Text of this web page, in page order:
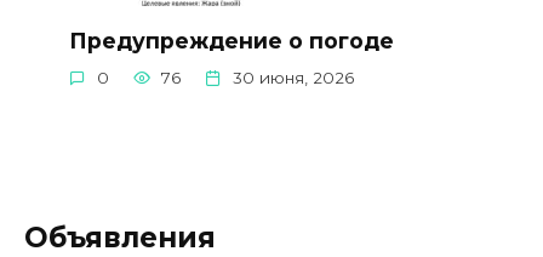
Предупреждение о погоде
0 76 30 июня, 2026
Объявления